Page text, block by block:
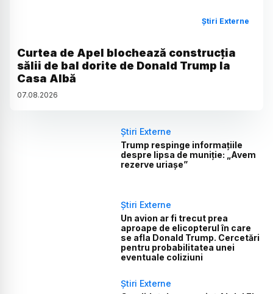
Știri Externe
Curtea de Apel blochează construcția
sălii de bal dorite de Donald Trump la
Casa Albă
07.08.2026
Știri Externe
Trump respinge informațiile
despre lipsa de muniție: „Avem
rezerve uriașe”
Știri Externe
Un avion ar fi trecut prea
aproape de elicopterul în care
se afla Donald Trump. Cercetări
pentru probabilitatea unei
eventuale coliziuni
Știri Externe